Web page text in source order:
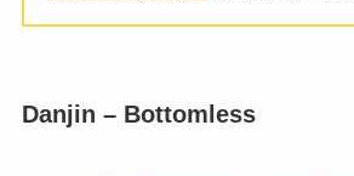
Danjin – Bottomless